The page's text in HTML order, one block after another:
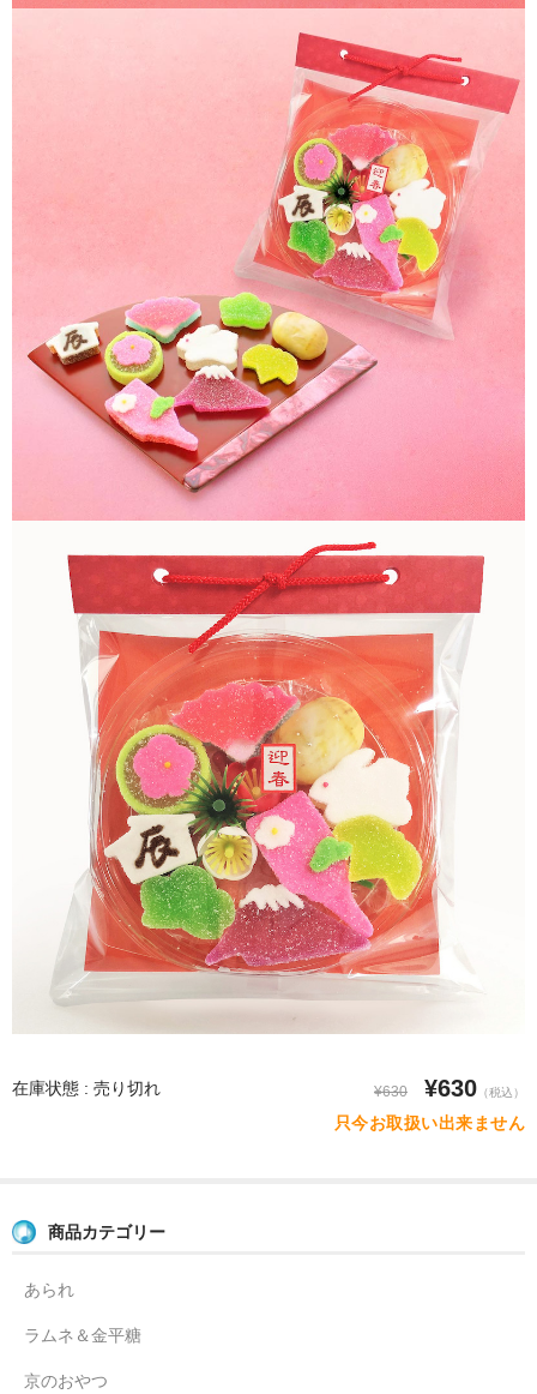
在庫状態 : 売り切れ ¥630 ¥630 （税込）
只今お取扱い出来ません
商品カテゴリー
あられ
ラムネ＆金平糖
京のおやつ